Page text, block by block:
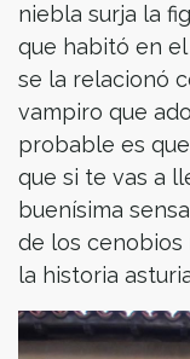
niebla surja la
que habitó en
se la relacionó
vampiro que
probable es
que si te vas a
buenísima
de los cenobios
la historia